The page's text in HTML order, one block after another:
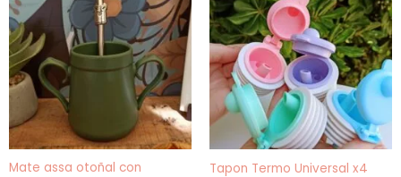
Mate assa otoñal con
Tapon Termo Universal x4